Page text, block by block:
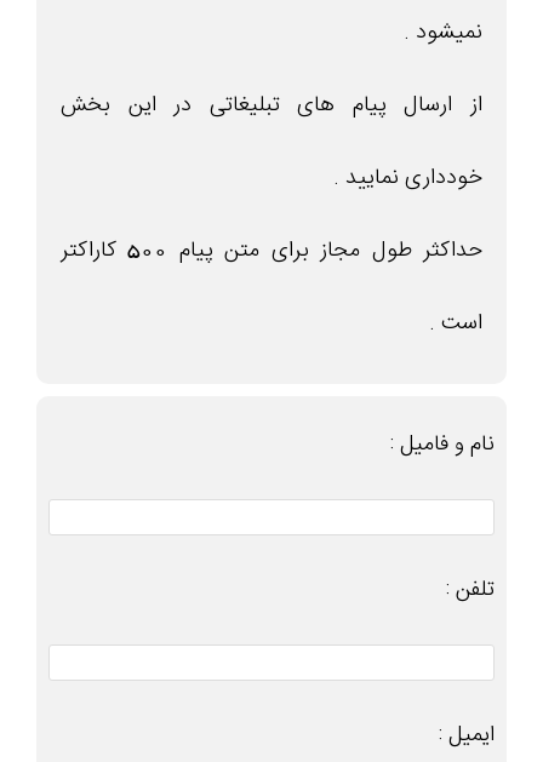
نمیشود .
از ارسال پیام های تبلیغاتی در این بخش
خودداری نمایید .
حداکثر طول مجاز برای متن پیام 500 کاراکتر
است .
نام و فامیل :
تلفن :
ایمیل :